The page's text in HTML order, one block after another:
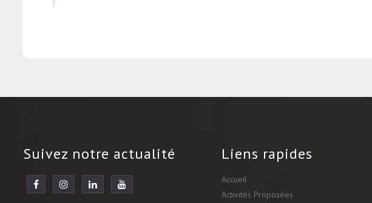
Suivez notre actualité Liens rapides
Accueil
Activités Proposées